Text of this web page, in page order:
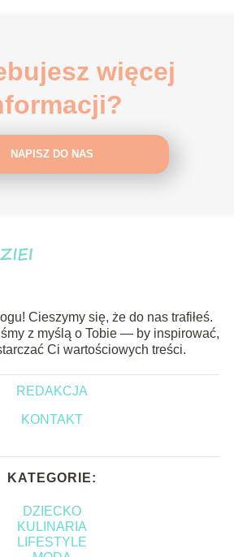
więcej
NAPISZ DO NAS
Cieszymy się, że do nas trafiłeś.
z myślą o Tobie — by inspirować,
Ci wartościowych treści.
REDAKCJA
KONTAKT
KATEGORIE:
DZIECKO
KULINARIA
LIFESTYLE